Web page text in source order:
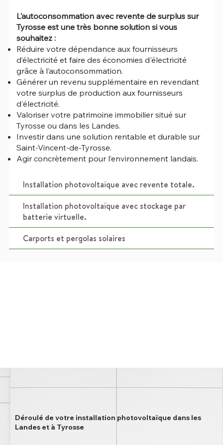
L'autoconsommation avec revente de surplus sur
Tyrosse est une très bonne solution si vous
souhaitez :
Réduire votre dépendance aux fournisseurs
d’électricité et faire des économies d'électricité
grâce à l’autoconsommation.
Générer un revenu supplémentaire en revendant
votre surplus de production aux fournisseurs
d'électricité.
Valoriser votre patrimoine immobilier situé sur
Tyrosse ou dans les Landes.
Investir dans une solution rentable et durable sur
Saint-Vincent-de-Tyrosse.
Agir concrètement pour l’environnement landais.
Installation photovoltaïque avec revente totale.
Installation photovoltaïque avec stockage par
batterie virtuelle.
Carports et pergolas solaires
Déroulé de votre installation photovoltaïque dans les
Landes et à Tyrosse